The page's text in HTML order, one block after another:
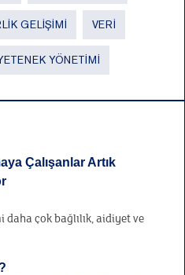
GELIŞIMI VERI
YÖNETIMI
Çalışanlar Artık
daha çok bağlılık, aidiyet ve